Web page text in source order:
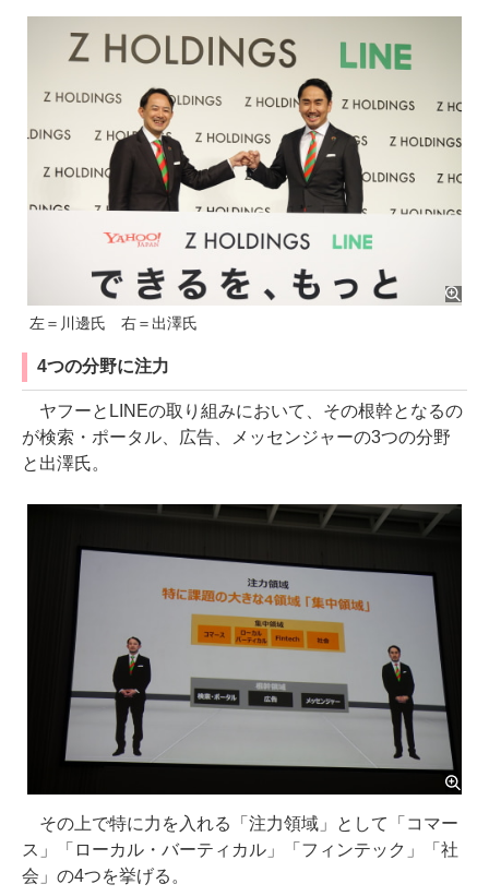
左＝川邊氏 右＝出澤氏
4つの分野に注力
ヤフーとLINEの取り組みにおいて、その根幹となるの
が検索・ポータル、広告、メッセンジャーの3つの分野
と出澤氏。
その上で特に力を入れる「注力領域」として「コマー
ス」「ローカル・バーティカル」「フィンテック」「社
会」の4つを挙げる。